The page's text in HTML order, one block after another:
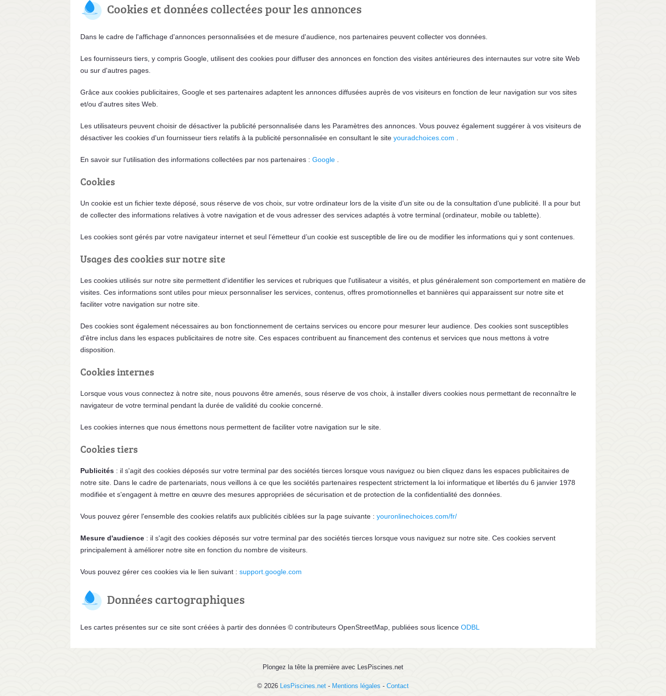
Cookies et données collectées pour les annonces
Dans le cadre de l'affichage d'annonces personnalisées et de mesure d'audience, nos partenaires peuvent collecter vos données.
Les fournisseurs tiers, y compris Google, utilisent des cookies pour diffuser des annonces en fonction des visites antérieures des internautes sur votre site Web
ou sur d'autres pages.
Grâce aux cookies publicitaires, Google et ses partenaires adaptent les annonces diffusées auprès de vos visiteurs en fonction de leur navigation sur vos sites
et/ou d'autres sites Web.
Les utilisateurs peuvent choisir de désactiver la publicité personnalisée dans les Paramètres des annonces. Vous pouvez également suggérer à vos visiteurs de
désactiver les cookies d'un fournisseur tiers relatifs à la publicité personnalisée en consultant le site youradchoices.com
En savoir sur l'utilisation des informations collectées par nos partenaires : Google
Cookies
Un cookie est un fichier texte déposé, sous réserve de vos choix, sur votre ordinateur lors de la visite d'un site ou de la consultation d'une publicité. Il a pour but
de collecter des informations relatives à votre navigation et de vous adresser des services adaptés à votre terminal (ordinateur, mobile ou tablette).
Les cookies sont gérés par votre navigateur internet et seul l’émetteur d’un cookie est susceptible de lire ou de modifier les informations qui y sont contenues.
Usages des cookies sur notre site
Les cookies utilisés sur notre site permettent d'identifier les services et rubriques que l'utilisateur a visités, et plus généralement son comportement en matière de
visites. Ces informations sont utiles pour mieux personnaliser les services, contenus, offres promotionnelles et bannières qui apparaissent sur notre site et
faciliter votre navigation sur notre site.
Des cookies sont également nécessaires au bon fonctionnement de certains services ou encore pour mesurer leur audience. Des cookies sont susceptibles
d'être inclus dans les espaces publicitaires de notre site. Ces espaces contribuent au financement des contenus et services que nous mettons à votre
disposition.
Cookies internes
Lorsque vous vous connectez à notre site, nous pouvons être amenés, sous réserve de vos choix, à installer divers cookies nous permettant de reconnaître le
navigateur de votre terminal pendant la durée de validité du cookie concerné.
Les cookies internes que nous émettons nous permettent de faciliter votre navigation sur le site.
Cookies tiers
Publicités : il s'agit des cookies déposés sur votre terminal par des sociétés tierces lorsque vous naviguez ou bien cliquez dans les espaces publicitaires de
notre site. Dans le cadre de partenariats, nous veillons à ce que les sociétés partenaires respectent strictement la loi informatique et libertés du 6 janvier 1978
modifiée et s'engagent à mettre en œuvre des mesures appropriées de sécurisation et de protection de la confidentialité des données.
Vous pouvez gérer l'ensemble des cookies relatifs aux publicités ciblées sur la page suivante : youronlinechoices.com/fr/
Mesure d'audience : il s'agit des cookies déposés sur votre terminal par des sociétés tierces lorsque vous naviguez sur notre site. Ces cookies servent
principalement à améliorer notre site en fonction du nombre de visiteurs.
Vous pouvez gérer ces cookies via le lien suivant : support.google.com
Données cartographiques
Les cartes présentes sur ce site sont créées à partir des données © contributeurs OpenStreetMap, publiées sous licence ODBL
Plongez la tête la première avec LesPiscines.net
© 2026 LesPiscines.net - Mentions légales - Contact